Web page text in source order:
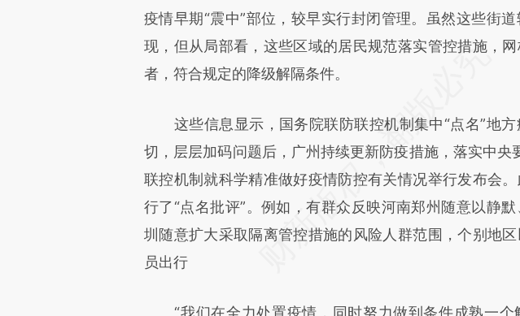
疫情早期“震中”部位，较早实行封闭管理。虽然这些街
现，但从局部看，这些区域的居民规范落实管控措施，
者，符合规定的降级解隔条件。
这些信息显示，国务院联防联控机制集中“点名”地方
切，层层加码问题后，广州持续更新防疫措施，落实中央
联控机制就科学精准做好疫情防控有关情况举行发布会
行了“点名批评”。例如，有群众反映河南郑州随意以静
圳随意扩大采取隔离管控措施的风险人群范围，个别地
员出行
“我们在全力处置疫情，同时努力做到条件成熟一个